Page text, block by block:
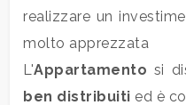
realizzare un
molto apprezzata
L'Appartamento si
ben distribuiti ed è
Locali